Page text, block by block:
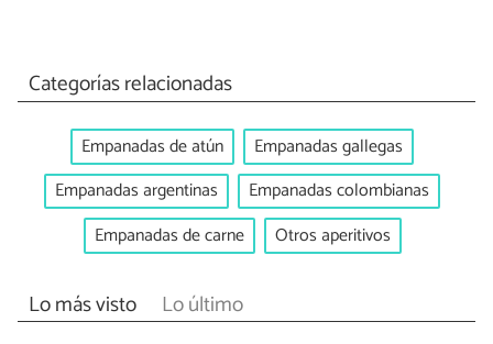
Categorías relacionadas
Empanadas de atún
Empanadas gallegas
Empanadas argentinas
Empanadas colombianas
Empanadas de carne
Otros aperitivos
Lo más visto Lo último